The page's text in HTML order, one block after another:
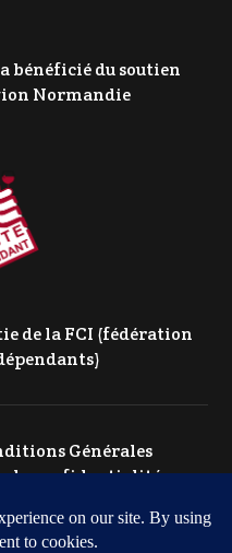
bénéficié du soutien
Normandie
de la FCI (fédération
Générales
de confidentialité–